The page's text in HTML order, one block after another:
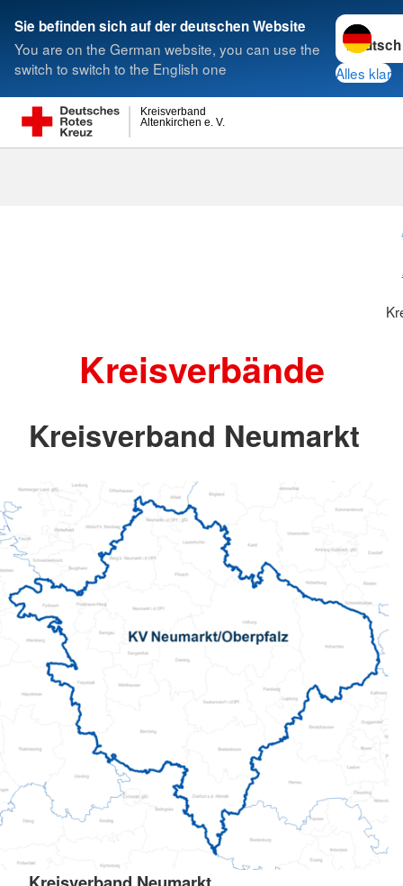
Sie befinden sich auf der deutschen Website
You are on the German website, you can use the
switch to switch to the English one
Sprache
Alles klar
Altenkirchen e. V.
Kreisverband
Suche
Kreisverbände
Kreisverband Neumarkt